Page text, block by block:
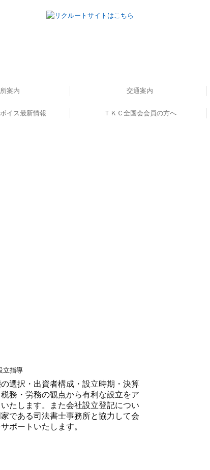
案内
所概要
ご案内
交通案内
イス最新情報 ＴＫＣ全国会会員の方へ
選択・出資者構成・設立時期・決算
税務・労務の観点から有利な設立をア
いたします。また会社設立登記につい
である司法書士事務所と協力して会
ポートいたします。